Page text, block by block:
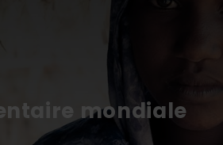
mondiale